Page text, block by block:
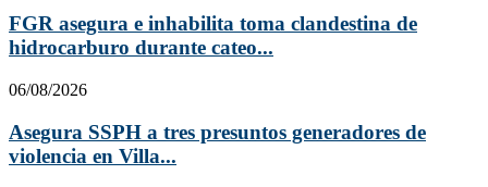
FGR asegura e inhabilita toma clandestina de
hidrocarburo durante cateo...
06/08/2026
Asegura SSPH a tres presuntos generadores de
violencia en Villa...